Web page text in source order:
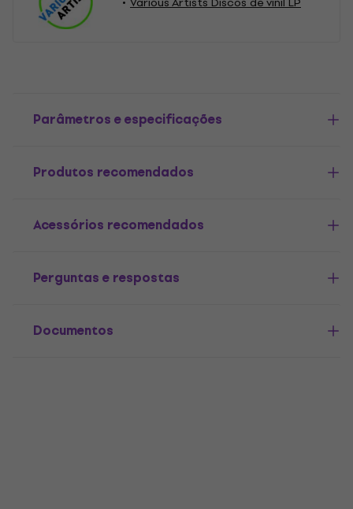
Parâmetros e especificações
Produtos recomendados
Acessórios recomendados
Perguntas e respostas
Documentos